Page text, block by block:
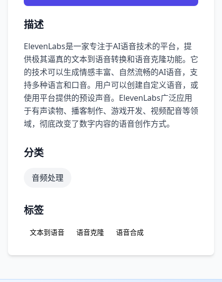
描述
ElevenLabs是一家专注于AI语音技术的平台，提
供极其逼真的文本到语音转换和语音克隆功能。它
的技术可以生成情感丰富、自然流畅的AI语音，支
持多种语言和口音。用户可以创建自定义语音，或
使用平台提供的预设声音。ElevenLabs广泛应用
于有声读物、播客制作、游戏开发、视频配音等领
域，彻底改变了数字内容的语音创作方式。
分类
音频处理
标签
文本到语音 语音克隆 语音合成